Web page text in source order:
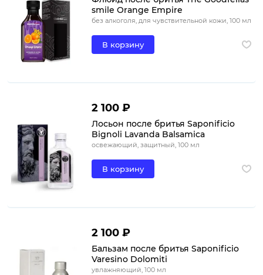
smile Orange Empire
без алкоголя, для чувствительной кожи, 100 мл
В корзину
2 100 ₽
Лосьон после бритья Saponificio
Bignoli Lavanda Balsamica
освежающий, защитный, 100 мл
В корзину
2 100 ₽
Бальзам после бритья Saponificio
Varesino Dolomiti
увлажняющий, 100 мл